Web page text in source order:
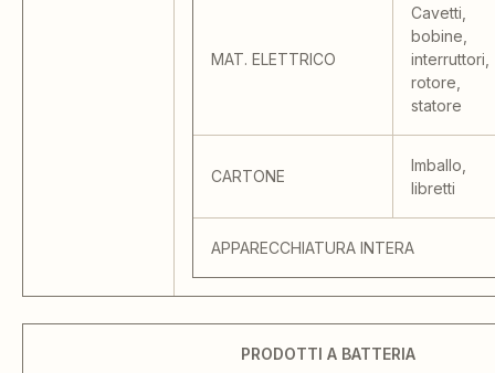
MAT. ELETTRICO
Cavetti,
bobine,
interruttori,
rotore,
statore
CARTONE
Imballo,
libretti
APPARECCHIATURA INTERA
PRODOTTI A BATTERIA